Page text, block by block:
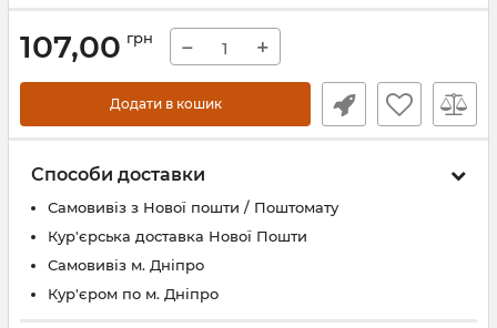
107,00 грн − +
Додати в кошик
Способи доставки
Самовивіз з Нової пошти / Поштомату
Кур'єрська доставка Нової Пошти
Самовивіз м. Дніпро
Кур'єром по м. Дніпро